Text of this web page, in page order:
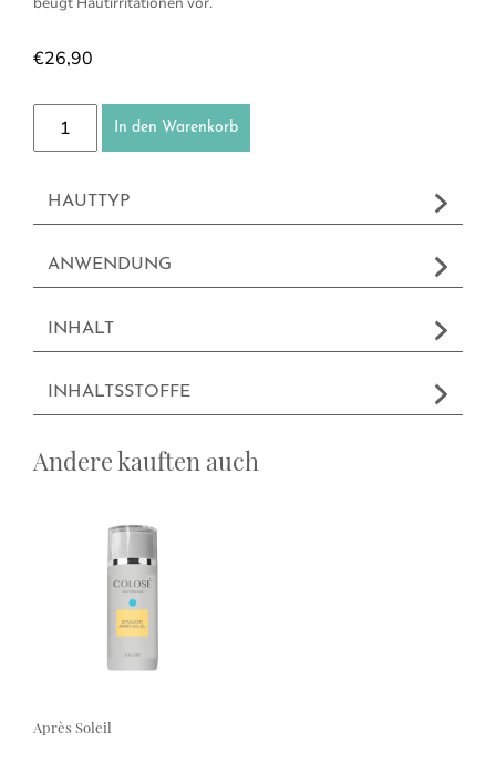
€26,90
Sonnenschutzcreme Gesicht LSF 30 Menge
In den Warenkorb
HAUTTYP
ANWENDUNG
INHALT
INHALTSSTOFFE
Andere kauften auch
Après Soleil